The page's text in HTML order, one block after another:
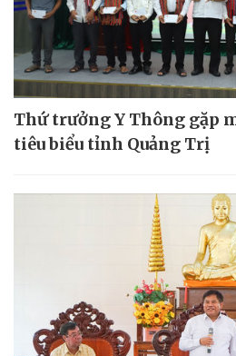
Thứ trưởng Y Thông gặp
tiêu biểu tỉnh Quảng Trị